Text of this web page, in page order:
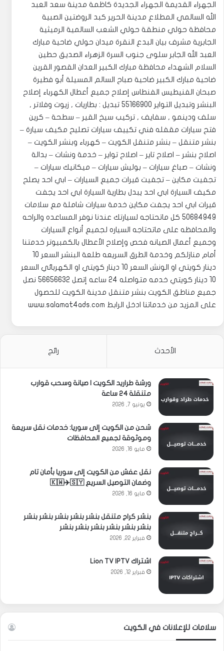
الجهراء القديمة الجهراء الجديدة كاظمة مدينة سعد العبد
الله السالمي المطلاع مدينة الحرير كبد الروضتين الصبية
محافظة حولي منطقة حولي الشعب السالمية الرميثية
الجابرية مشرف بيان البدع النقرة ميدان حولي ضاحية مبارك
العبد الله الجابر سلوى جنوب السرة الزهراء الصديق حطين
السلام الشهداء محافظة مبارك الكبير العدان القصور القرين
ضاحية مبارك الكبير ضاحية صباح السالم المسيلة أبو فطيرة
صبحان الفنيطيس الفنطاس إصلاح جميع أعطال الكهرباء إصلاح
البنشر وتبديل التواير 55166900 تبديل : بطاريات , زيوت وفلاتر ,
سلف ودينمو , سفايف , تركيب سيخ القير – سطحة – كرين
فتح سيارات مقفله فني تكييف سيارات تصليح مكيف سيارة –
بنشر متنقل – بنشر متنقل الكويت – كهرباء وبنشر الكويت –
اصلاح بنشر – اصلاح تاير – اصلاح تواير – خدمة ونشات – بدالة
ونشات – صباغ سيارات – بوليش سيارات – ميكانيك سيارات –
تجفيت مكاين – تجفيت قيرات جميع السيارات – ابي احد يصلح
مكيف السيارة ابي احد يبدل بطارية السيارة ابي احد يجفت
قيرات ابي احد يجفت مكاين خدمة سيارات شاملة مع سلامات
50684949 كل ماتحتاجه لسيارتك عندنا نوفر المساعده والراحه
والمحافظه على ماتحتاجه السياره لجميع أنواع السيارات
وجميع أعمال الصيانه فحص وإصلاح الأعطال بالكمبيوتر خدمتنا
أمام منازلكم وخدمة الطرق السريعه طلعة البنشر السعر 10
دينار كويتي او الونش السعر 10 دينار كويتي او الكهربائي السعر
10 دينار كويتي خدمه متواصله 24 ساعه إتصل 56656632 نصل
جميع مناطق الكويت بنشر متنقل مدينة الكويت للحصول
على المزيد من خدماتنا ادخل الرابط www.salamat4ads.com
الأحدث رائج
ورشة طراريد الكويت | صيانة وسحب قوارب
متنقلة 24 ساعة
يونيو 7, 2026
شحن من الكويت إلى سوريا: خدمات نقل سريعة
وموثوقة لجميع المحافظات
مايو 16, 2026
نقل عفش من الكويت إلى سوريا بأمان تام
وضمان التوصيل السريع 🇰🇼✈️🇸🇾
مايو 16, 2026
بنشر كراج متنقل بنشر بنشر بنشر بنشر بنشر
بنشر بنشر بنشر بنشر بنشر بنشر
فبراير 22, 2026
اشتراك Lion TV IPTV
فبراير 12, 2026
سلامات للإعلانات في الكويت